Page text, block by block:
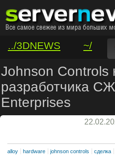
../3DNEWS ~/
/VAR/CONTACT
Johnson Controls
разработчика
Enterprises
alloy hardware johnson controls сделка